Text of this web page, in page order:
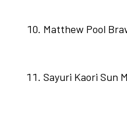
Matthew Pool
Sayuri Kaori Sun